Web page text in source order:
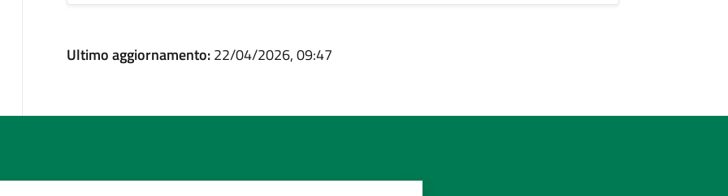
Ultimo aggiornamento:22/04/2026, 09:47